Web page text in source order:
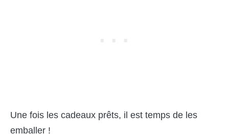
Une fois les cadeaux prêts, il est temps de les
emballer !